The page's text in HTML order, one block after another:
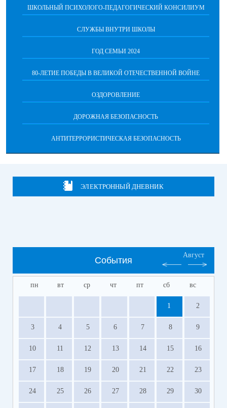
ШКОЛЬНЫЙ ПСИХОЛОГО-ПЕДАГОГИЧЕСКИЙ КОНСИЛИУМ
СЛУЖБЫ ВНУТРИ ШКОЛЫ
ГОД СЕМЬИ 2024
80-ЛЕТИЕ ПОБЕДЫ В ВЕЛИКОЙ ОТЕЧЕСТВЕННОЙ ВОЙНЕ
ОЗДОРОВЛЕНИЕ
ДОРОЖНАЯ БЕЗОПАСНОСТЬ
АНТИТЕРРОРИСТИЧЕСКАЯ БЕЗОПАСНОСТЬ
ЭЛЕКТРОННЫЙ ДНЕВНИК
События
Август
пн вт ср чт пт сб вс
1 2
3 4 5 6 7 8 9
10 11 12 13 14 15 16
17 18 19 20 21 22 23
24 25 26 27 28 29 30